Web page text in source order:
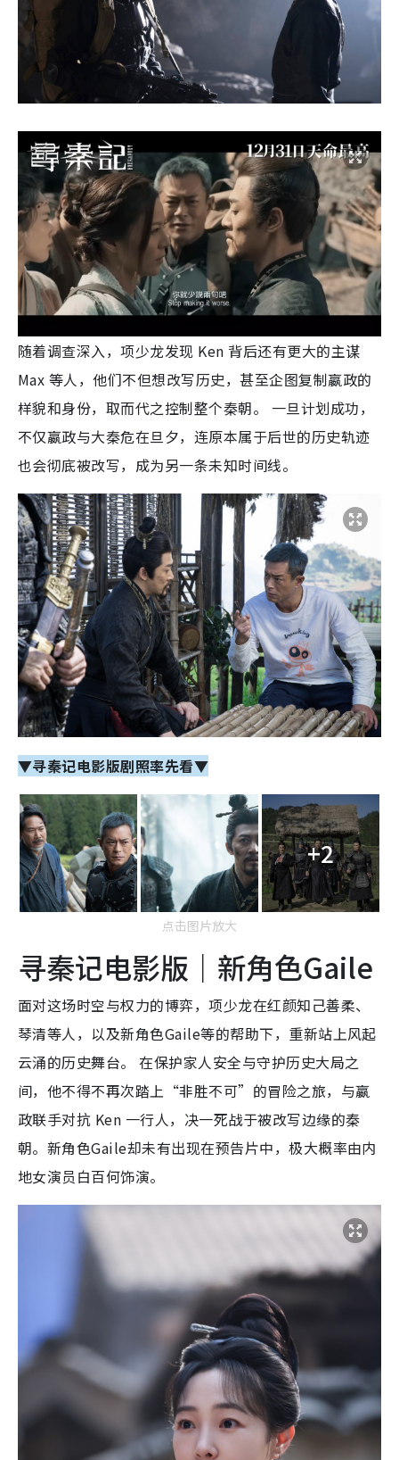
随着调查深入，项少龙发现 Ken 背后还有更大的主谋
Max 等人，他们不但想改写历史，甚至企图复制嬴政的
样貌和身份，取而代之控制整个秦朝。 一旦计划成功，
不仅嬴政与大秦危在旦夕，连原本属于后世的历史轨迹
也会彻底被改写，成为另一条未知时间线。
▼寻秦记电影版剧照率先看▼
+2
点击图片放大
寻秦记电影版｜新角色Gaile
面对这场时空与权力的博弈，项少龙在红颜知己善柔、
琴清等人，以及新角色Gaile等的帮助下，重新站上风起
云涌的历史舞台。 在保护家人安全与守护历史大局之
间，他不得不再次踏上“非胜不可”的冒险之旅，与嬴
政联手对抗 Ken 一行人，决一死战于被改写边缘的秦
朝。新角色Gaile却未有出现在预告片中，极大概率由内
地女演员白百何饰演。